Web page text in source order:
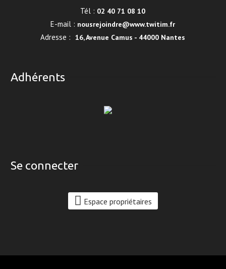
Tél : 02 40 71 08 10
E-mail : nousrejoindre@www.twitim.fr
Adresse : 16, Avenue Camus - 44000 Nantes
Adhérents
Se connecter
Espace propriétaires